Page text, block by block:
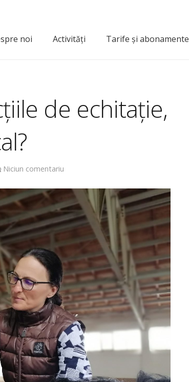
noi Activități Tarife și abonamente
de echitație,
Niciun comentariu